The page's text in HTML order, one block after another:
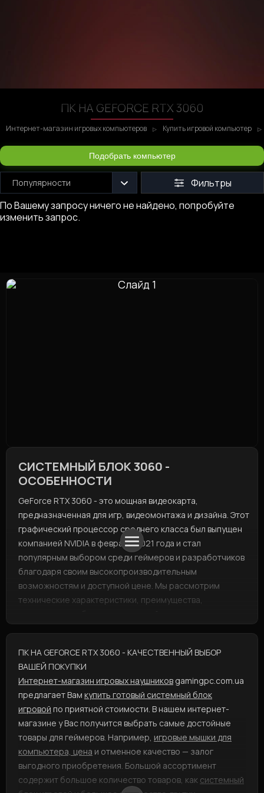
ПК НА GEFORCE RTX 3060
Интернет-магазин игровых компьютеров Купить игровой компьютер
Подобрать компьютер
Популярности
Фильтры
По Вашему запросу ничего не найдено, попробуйте
изменить запрос.
СИСТЕМНЫЙ БЛОК 3060 -
ОСОБЕННОСТИ
GeForce RTX 3060 - это мощная видеокарта,
предназначенная для игр, видеомонтажа и дизайна. Этот
графический процессор среднего класса был выпущен
компанией NVIDIA в феврале 2021 года и стал
популярным выбором среди геймеров и разработчиков
благодаря своим высокопроизводительным
возможностям и доступной цене. Мы рассмотрим
технические характеристики, преимущества,
КОМПЬЮТЕРЫ С RTX 3060 -
ТЕХНИЧЕСКИЕ ХАРАКТЕРИСТИКИ
GeForce RTX 3060 построена на архитектуре Ampere от
NVIDIA и имеет 3584 ядра CUDA, 112 Tensor Cores и 28 RT
Cores. Базовая тактовая частота составляет 1,32 ГГц, а
тактовая частота повышения - 1,78 ГГц. GPU имеет 12 ГБ
памяти GDDR6 с пропускной способностью 360 ГБ/с и
тактовой частотой памяти 15 Гбит/с. Энергопотребление
видеокарты составляет 170 Вт, и для ее работы
требуется блок питания мощностью не менее 550 Вт.
ПК НА GEFORCE RTX 3060 - КАЧЕСТВЕННЫЙ ВЫБОР
ВАШЕЙ ПОКУПКИ
Интернет-магазин игровых наушников gamingpc.com.ua
предлагает Вам купить готовый системный блок
игровой по приятной стоимости. В нашем интернет-
магазине у Вас получится выбрать самые достойные
товары для геймеров. Например, игровые мышки для
компьютера, цена и отменное качество — залог
выгодного приобретения. Большой ассортимент
содержит большое количество товаров, как системный